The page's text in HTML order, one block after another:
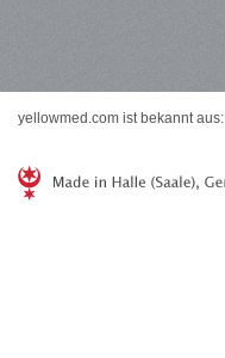
yellowmed.com ist bekannt aus: